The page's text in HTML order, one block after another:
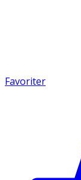
Favoriter